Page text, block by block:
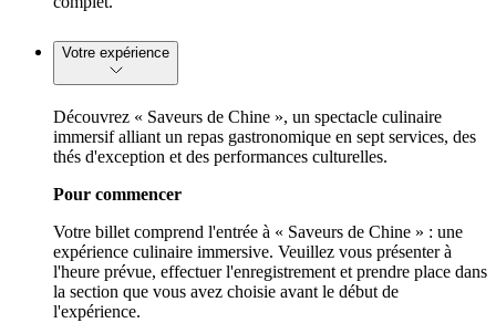
Votre expérience
Découvrez « Saveurs de Chine », un spectacle culinaire
immersif alliant un repas gastronomique en sept services, des
thés d'exception et des performances culturelles.
Pour commencer
Votre billet comprend l'entrée à « Saveurs de Chine » : une
expérience culinaire immersive. Veuillez vous présenter à
l'heure prévue, effectuer l'enregistrement et prendre place dans
la section que vous avez choisie avant le début de
l'expérience.